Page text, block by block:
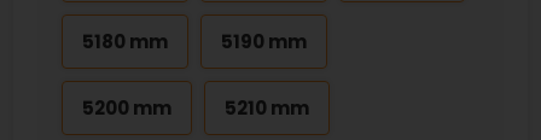
5180 mm 5190 mm
5200 mm 5210 mm